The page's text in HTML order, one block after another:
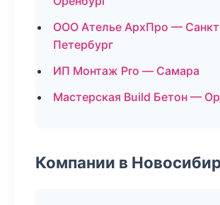
ООО Ателье АрхПро —
Петербург
ИП Монтаж Pro — Самара
Мастерская Build Бетон —
Компании в